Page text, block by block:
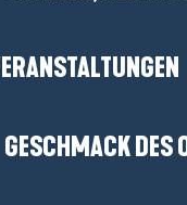
GESCHMACK DES